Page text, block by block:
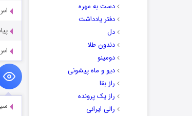
دست به مهره
دفتر یادداشت
دل
دندون طلا
دومینو
دیو و ماه پیشونی
راز بقا
راز یک پرونده
رالی ایرانی
اس
اس